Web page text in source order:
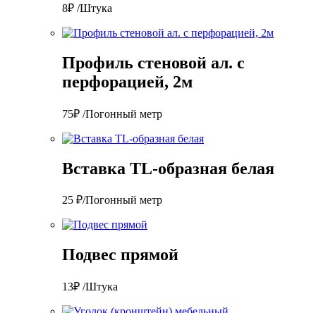
8₽ /Штука
Профиль стеновой ал. с
перфорацией, 2м
75₽ /Погонный метр
Вставка TL-образная белая
25 ₽/Погонный метр
Подвес прямой
13₽ /Штука